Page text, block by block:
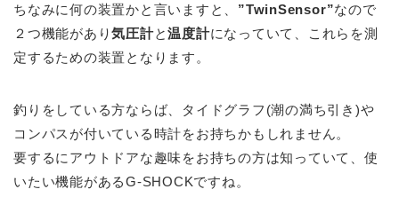
ちなみに何の装置かと言いますと、 ”TwinSensor”なので
２つ機能があり気圧計と温度計になっていて、これらを測
定するための装置となります。
釣りをしている方ならば、タイドグラフ(潮の満ち引き)や
コンパスが付いている時計をお持ちかもしれません。
要するにアウトドアな趣味をお持ちの方は知っていて、使
いたい機能があるG-SHOCKですね。